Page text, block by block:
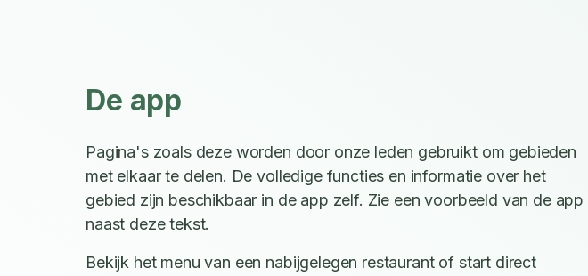
De app
Pagina's zoals deze worden door onze leden gebruikt om gebieden
met elkaar te delen. De volledige functies en informatie over het
gebied zijn beschikbaar in de app zelf. Zie een voorbeeld van de app
naast deze tekst.
Bekijk het menu van een nabijgelegen restaurant of start direct